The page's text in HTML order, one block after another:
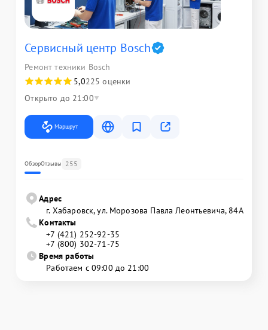
Сервисный центр Bosch
Ремонт техники Bosch
5,0225 оценки
Открыто до 21:00
Маршрут
ОбзорОтзывы 255
Адрес
г. Хабаровск, ул. Морозова Павла Леонтьевича, 84А
Контакты
+7 (421) 252-92-35
+7 (800) 302-71-75
Время работы
Работаем с 09:00 до 21:00